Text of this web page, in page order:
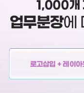
로고삽입 + 레이